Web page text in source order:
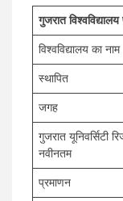
गुजरात
विश्वविद्यालय का नाम
स्थापित
जगह
गुजरात यूनिवर्सिटी
नवीनतम
प्रमाणन